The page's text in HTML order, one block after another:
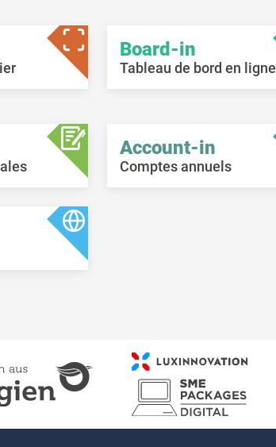
Board-in
Tableau de bord en ligne
Account-in
Comptes annuels